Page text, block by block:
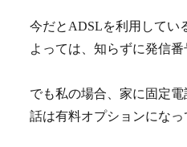
今だとADSLを利用してい
よっては、知らずに発信
でも私の場合、家に固定
話は有料オプションになっ